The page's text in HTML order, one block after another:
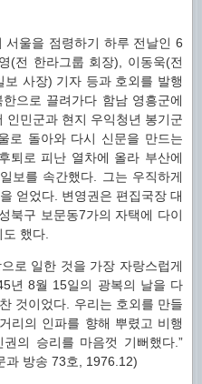
서울을 점령하기 하루 전날인 6
(전 한라그룹 회장), 이동욱(전
사장) 기자 등과 호외를 발행
으로 끌려가다 함남 영흥군에
인민군과 현지 우익청년 봉기군
로 돌아와 다시 신문을 만드는
퇴로 피난 열차에 올라 부산에
보를 속간했다. 그는 우직하게
얻었다. 변영권은 편집국장 대
북구 보문동7가의 자택에 다이
했다.
로 일한 것을 가장 자랑스럽게
년 8월 15일의 광복의 날을 다
것이었다. 우리는 호외를 만들
리의 인파를 향해 뿌렸고 비행
의 승리를 마음껏 기뻐했다.”
과 방송 73호, 1976.12)